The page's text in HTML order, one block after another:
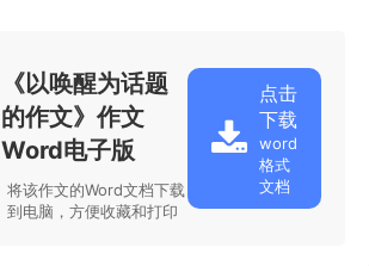
《以唤醒为话题
的作文》作文
Word电子版
将该作文的Word文档下载
到电脑，方便收藏和打印
点击
下载
word
格式
文档